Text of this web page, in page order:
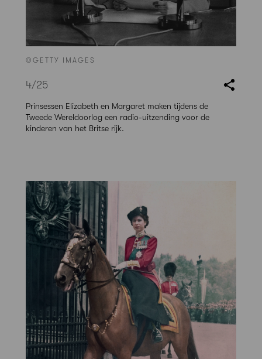
©GETTY IMAGES
4/25
Prinsessen Elizabeth en Margaret maken tijdens de
Tweede Wereldoorlog een radio-uitzending voor de
kinderen van het Britse rijk.